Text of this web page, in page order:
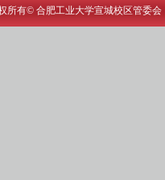
所有© 合肥工业大学宣城校区管委